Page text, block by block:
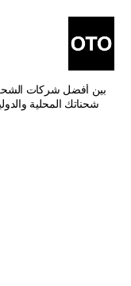
شحناتك المحلية